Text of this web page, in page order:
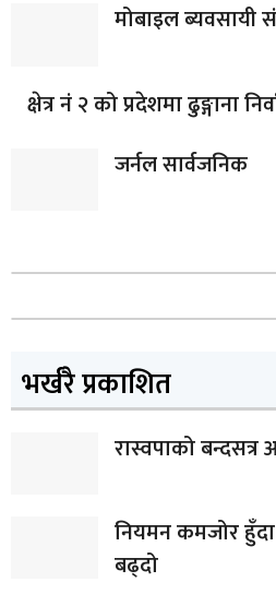
मोबाइल ब्यवसायी
क्षेत्र नं २ को प्रदेशमा ढुङ्गाना
जर्नल सार्वजनिक
भर्खरै प्रकाशित
रास्वपाको
नियमन कमजोर
बढ्दो